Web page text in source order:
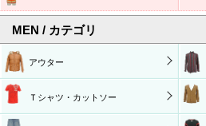
MEN / カテゴリ
アウター
Ｔシャツ・カットソー